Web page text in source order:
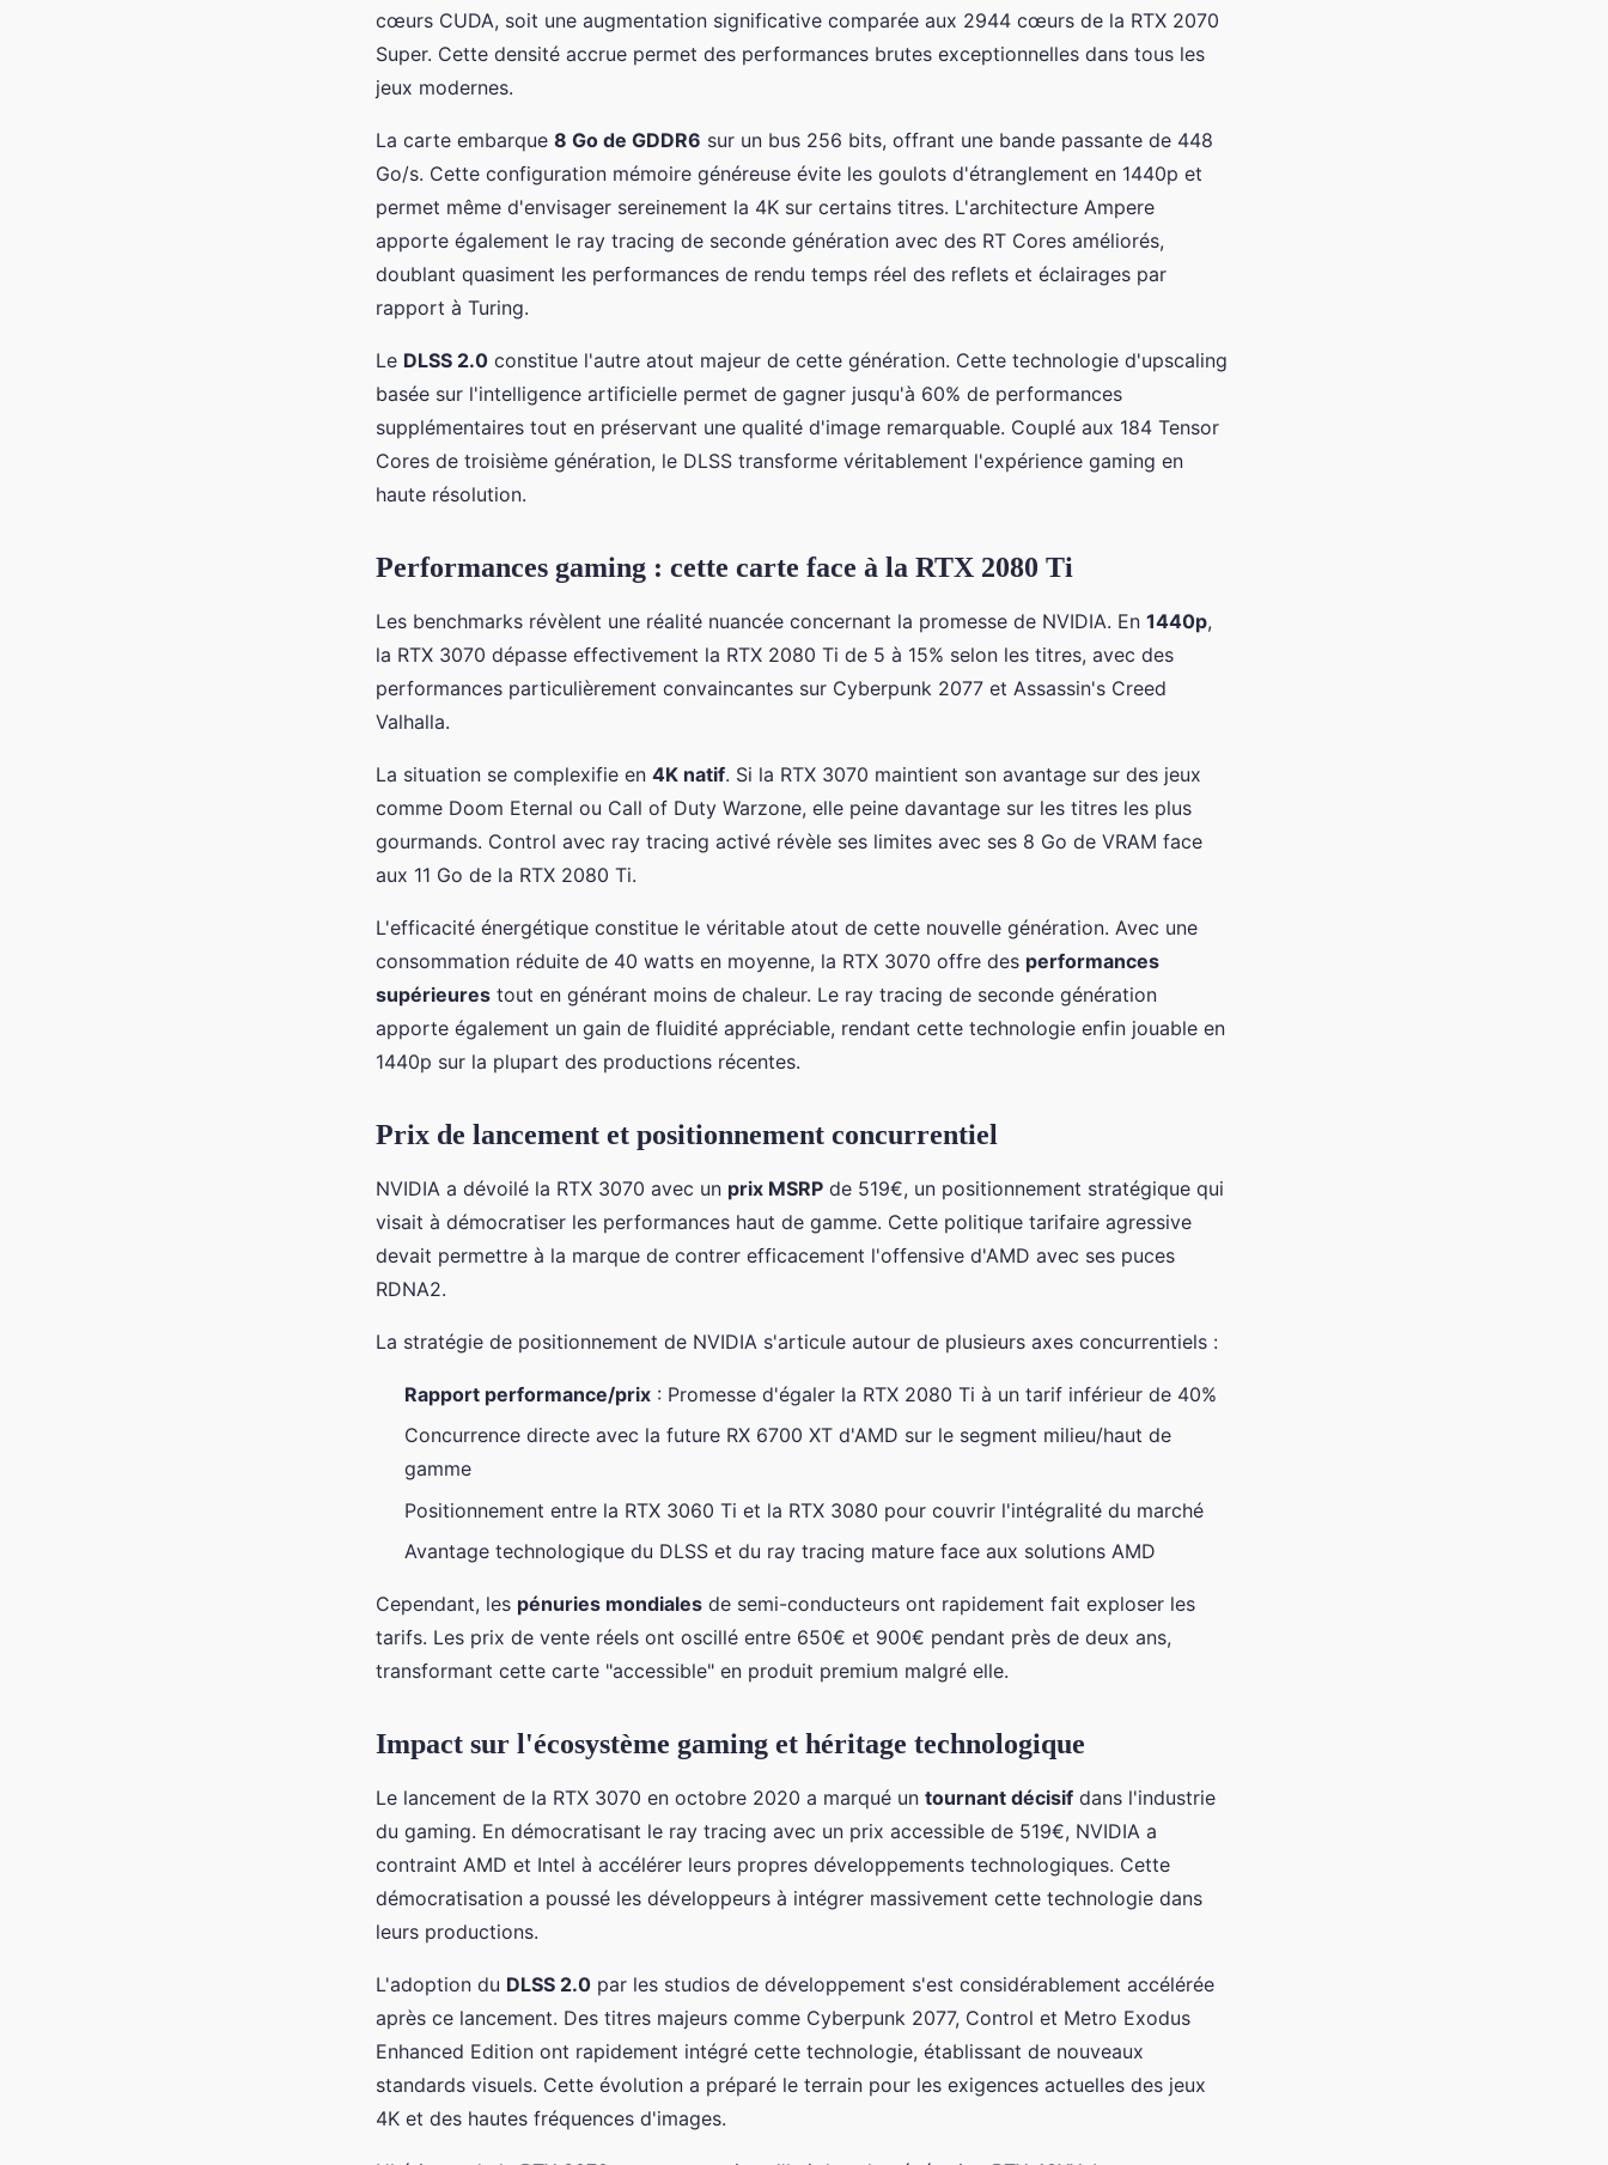
cœurs CUDA, soit une augmentation significative comparée aux 2944 cœurs de la RTX 2070
Super. Cette densité accrue permet des performances brutes exceptionnelles dans tous les
jeux modernes.
La carte embarque 8 Go de GDDR6 sur un bus 256 bits, offrant une bande passante de 448
Go/s. Cette configuration mémoire généreuse évite les goulots d'étranglement en 1440p et
permet même d'envisager sereinement la 4K sur certains titres. L'architecture Ampere
apporte également le ray tracing de seconde génération avec des RT Cores améliorés,
doublant quasiment les performances de rendu temps réel des reflets et éclairages par
rapport à Turing.
Le DLSS 2.0 constitue l'autre atout majeur de cette génération. Cette technologie d'upscaling
basée sur l'intelligence artificielle permet de gagner jusqu'à 60% de performances
supplémentaires tout en préservant une qualité d'image remarquable. Couplé aux 184 Tensor
Cores de troisième génération, le DLSS transforme véritablement l'expérience gaming en
haute résolution.
Performances gaming : cette carte face à la RTX 2080 Ti
Les benchmarks révèlent une réalité nuancée concernant la promesse de NVIDIA. En 1440p,
la RTX 3070 dépasse effectivement la RTX 2080 Ti de 5 à 15% selon les titres, avec des
performances particulièrement convaincantes sur Cyberpunk 2077 et Assassin's Creed
Valhalla.
La situation se complexifie en 4K natif. Si la RTX 3070 maintient son avantage sur des jeux
comme Doom Eternal ou Call of Duty Warzone, elle peine davantage sur les titres les plus
gourmands. Control avec ray tracing activé révèle ses limites avec ses 8 Go de VRAM face
aux 11 Go de la RTX 2080 Ti.
L'efficacité énergétique constitue le véritable atout de cette nouvelle génération. Avec une
consommation réduite de 40 watts en moyenne, la RTX 3070 offre des performances
supérieures tout en générant moins de chaleur. Le ray tracing de seconde génération
apporte également un gain de fluidité appréciable, rendant cette technologie enfin jouable en
1440p sur la plupart des productions récentes.
Prix de lancement et positionnement concurrentiel
NVIDIA a dévoilé la RTX 3070 avec un prix MSRP de 519€, un positionnement stratégique qui
visait à démocratiser les performances haut de gamme. Cette politique tarifaire agressive
devait permettre à la marque de contrer efficacement l'offensive d'AMD avec ses puces
RDNA2.
La stratégie de positionnement de NVIDIA s'articule autour de plusieurs axes concurrentiels :
Rapport performance/prix : Promesse d'égaler la RTX 2080 Ti à un tarif inférieur de 40%
Concurrence directe avec la future RX 6700 XT d'AMD sur le segment milieu/haut de
gamme
Positionnement entre la RTX 3060 Ti et la RTX 3080 pour couvrir l'intégralité du marché
Avantage technologique du DLSS et du ray tracing mature face aux solutions AMD
Cependant, les pénuries mondiales de semi-conducteurs ont rapidement fait exploser les
tarifs. Les prix de vente réels ont oscillé entre 650€ et 900€ pendant près de deux ans,
transformant cette carte "accessible" en produit premium malgré elle.
Impact sur l'écosystème gaming et héritage technologique
Le lancement de la RTX 3070 en octobre 2020 a marqué un tournant décisif dans l'industrie
du gaming. En démocratisant le ray tracing avec un prix accessible de 519€, NVIDIA a
contraint AMD et Intel à accélérer leurs propres développements technologiques. Cette
démocratisation a poussé les développeurs à intégrer massivement cette technologie dans
leurs productions.
L'adoption du DLSS 2.0 par les studios de développement s'est considérablement accélérée
après ce lancement. Des titres majeurs comme Cyberpunk 2077, Control et Metro Exodus
Enhanced Edition ont rapidement intégré cette technologie, établissant de nouveaux
standards visuels. Cette évolution a préparé le terrain pour les exigences actuelles des jeux
4K et des hautes fréquences d'images.